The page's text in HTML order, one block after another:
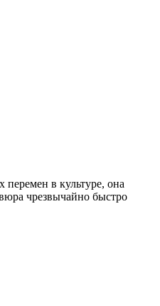
в культуре, она
чрезвычайно быстро